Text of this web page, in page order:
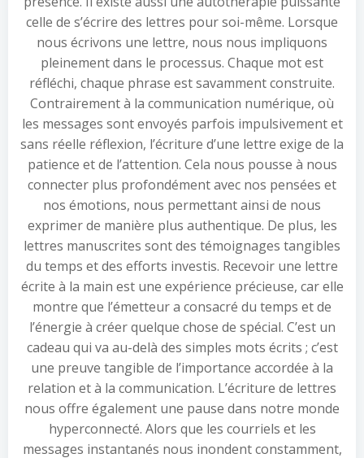
celle de s’écrire des lettres pour soi-même. Lorsque
nous écrivons une lettre, nous nous impliquons
pleinement dans le processus. Chaque mot est
réfléchi, chaque phrase est savamment construite.
Contrairement à la communication numérique, où
les messages sont envoyés parfois impulsivement et
sans réelle réflexion, l’écriture d’une lettre exige de la
patience et de l’attention. Cela nous pousse à nous
connecter plus profondément avec nos pensées et
nos émotions, nous permettant ainsi de nous
exprimer de manière plus authentique. De plus, les
lettres manuscrites sont des témoignages tangibles
du temps et des efforts investis. Recevoir une lettre
écrite à la main est une expérience précieuse, car elle
montre que l’émetteur a consacré du temps et de
l’énergie à créer quelque chose de spécial. C’est un
cadeau qui va au-delà des simples mots écrits ; c’est
une preuve tangible de l’importance accordée à la
relation et à la communication. L’écriture de lettres
nous offre également une pause dans notre monde
hyperconnecté. Alors que les courriels et les
messages instantanés nous inondent constamment,